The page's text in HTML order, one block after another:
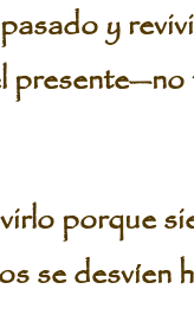
y
presente—no
porque
se desvíen